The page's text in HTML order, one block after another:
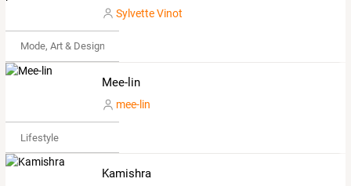
Sylvette Vinot
Mode, Art & Design
Mee-lin
mee-lin
Lifestyle
Kamishra